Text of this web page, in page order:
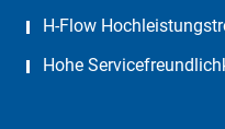
H-Flow
Hohe